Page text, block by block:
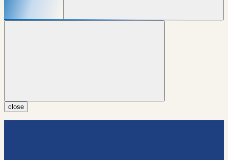
close